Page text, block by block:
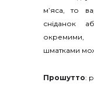
м’яса, то
сніданок
шматками
Прошутто: